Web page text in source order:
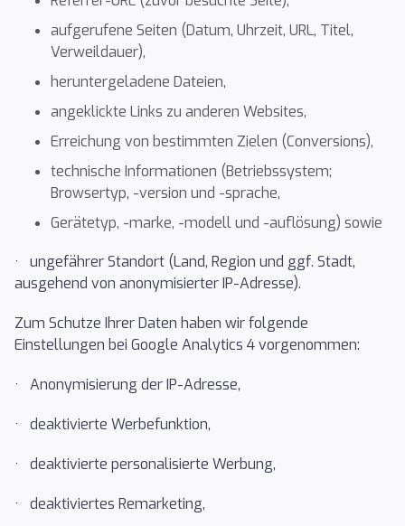
aufgerufene Seiten (Datum, Uhrzeit, URL, Titel,
Verweildauer),
heruntergeladene Dateien,
angeklickte Links zu anderen Websites,
Erreichung von bestimmten Zielen (Conversions),
technische Informationen (Betriebssystem;
Browsertyp, -version und -sprache,
Gerätetyp, -marke, -modell und -auflösung) sowie
· ungefährer Standort (Land, Region und ggf. Stadt,
ausgehend von anonymisierter IP-Adresse).
Zum Schutze Ihrer Daten haben wir folgende
Einstellungen bei Google Analytics 4 vorgenommen:
· Anonymisierung der IP-Adresse,
· deaktivierte Werbefunktion,
· deaktivierte personalisierte Werbung,
· deaktiviertes Remarketing,